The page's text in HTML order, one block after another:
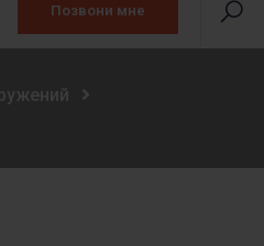
Позвони мне